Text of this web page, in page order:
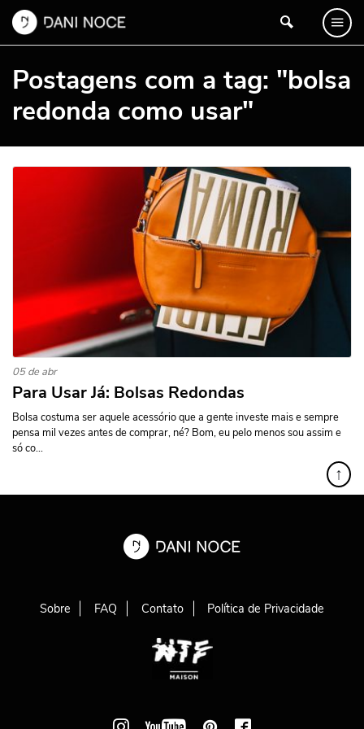
Postagens com a tag: "bolsa
redonda como usar"
05 de abr
Para Usar Já: Bolsas Redondas
Bolsa costuma ser aquele acessório que a gente investe mais e sempre
pensa mil vezes antes de comprar, né? Bom, eu pelo menos sou assim e
só co...
↑
Sobre FAQ Contato Política de Privacidade